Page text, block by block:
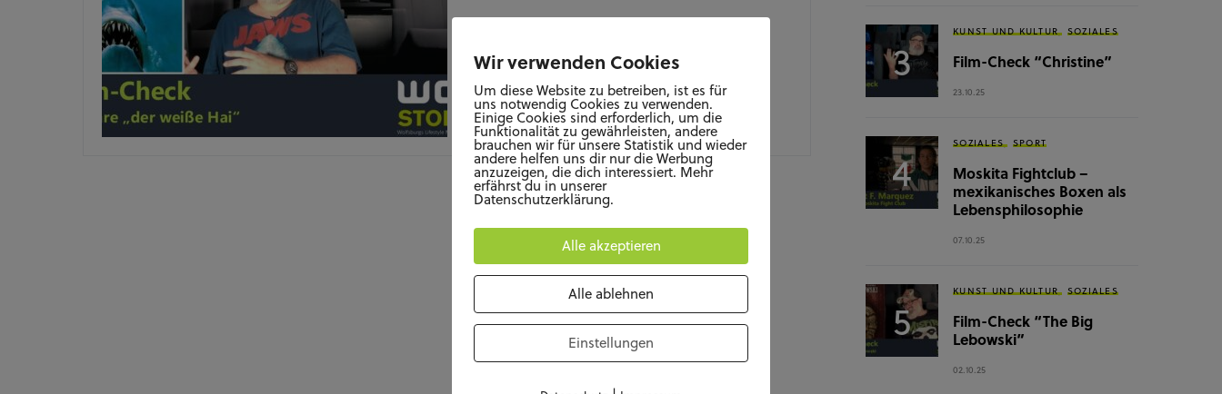
AUGUST 14, 2025
KUNST UND KULTUR SOZIALES
Film-Check “Christine”
23.10.25
SOZIALES SPORT
Moskita Fightclub –
mexikanisches Boxen als
Lebensphilosophie
07.10.25
KUNST UND KULTUR SOZIALES
Film-Check “The Big
Lebowski”
02.10.25
Wir verwenden Cookies
Um diese Website zu betreiben, ist es für
uns notwendig Cookies zu verwenden.
Einige Cookies sind erforderlich, um die
Funktionalität zu gewährleisten, andere
brauchen wir für unsere Statistik und wieder
andere helfen uns dir nur die Werbung
anzuzeigen, die dich interessiert. Mehr
erfährst du in unserer
Datenschutzerklärung.
Alle akzeptieren
Alle ablehnen
Einstellungen